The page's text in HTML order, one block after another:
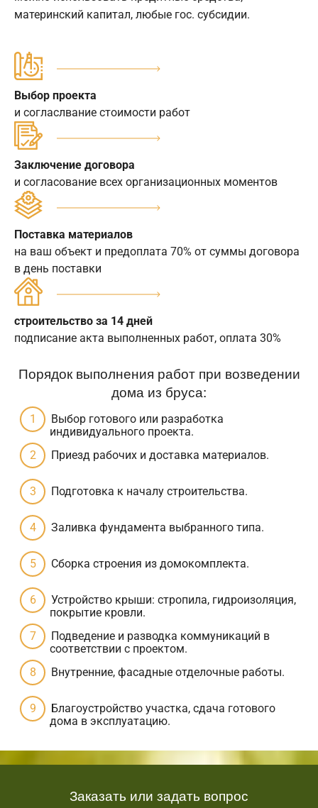
материнский капитал, любые гос. субсидии.
Выбор проекта
и согласлвание стоимости работ
Заключение договора
и согласование всех организационных моментов
Поставка материалов
на ваш объект и предоплата 70% от суммы договора
в день поставки
строительство за 14 дней
подписание акта выполненных работ, оплата 30%
Порядок выполнения работ при возведении
дома из бруса:
Выбор готового или разработка
индивидуального проекта.
Приезд рабочих и доставка материалов.
Подготовка к началу строительства.
Заливка фундамента выбранного типа.
Сборка строения из домокомплекта.
Устройство крыши: стропила, гидроизоляция,
покрытие кровли.
Подведение и разводка коммуникаций в
соответствии с проектом.
Внутренние, фасадные отделочные работы.
Благоустройство участка, сдача готового
дома в эксплуатацию.
Заказать или задать вопрос